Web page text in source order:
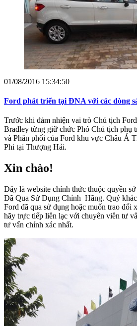
01/08/2016 15:34:50
Ford phát triển tại ĐNA với các dòng
Trước khi đảm nhiện vai trò Chủ tịch
Bradley từng giữ chức Phó Chủ tịch phụ
và Phân phối của Ford khu vực Châu Á
Phi tại Thượng Hải.
Xin chào!
Đây là website chính thức thuộc quyền
Đã Qua Sử Dụng Chính Hãng. Quý
Ford đã qua sử dụng hoặc muốn trao đổi
hãy trực tiếp liên lạc với chuyên viên tư
tư vấn chính xác nhất.